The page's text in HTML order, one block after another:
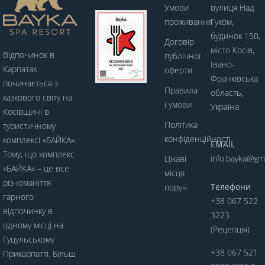
Відпочинок в
Карпатах
починається з
казкового світу на
Косівщині в
туристичному
комплексі «БАЙКА».
Тому, що комплекс
«БАЙКА» – це все
різноманіття
гарного
відпочинку в
одному місці на
Гуцульському
Прикарпатті. Більш
Умови
проживання
Договір
публічної
оферти
Правила
і умови
Політика
конфіденційності
Цікаві
місця
поруч
вулиця Над
Гуком,
будинок 150,
місто Косів,
Івано-
Франківська
область,
Україна
EMAIL
Телефони
+38 067 522
3223
(Рецепція)
+38 067 521